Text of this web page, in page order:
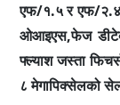
एफ/१.५ र एफ/२.४
ओआइएस,फेज
फ्ल्याश जस्ता
८ मेगापिक्सेलको